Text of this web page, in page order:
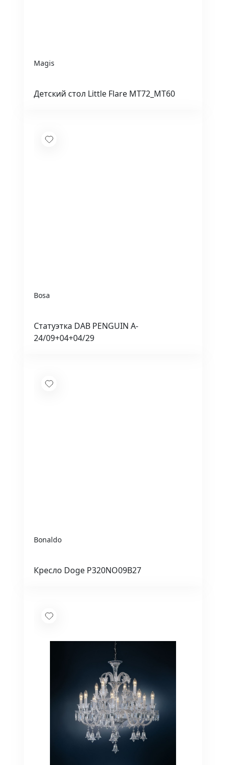
Magis
Детский стол Little Flare MT72_MT60
Bosa
Статуэтка DAB PENGUIN A-
24/09+04+04/29
Bonaldo
Кресло Doge P320NO09B27